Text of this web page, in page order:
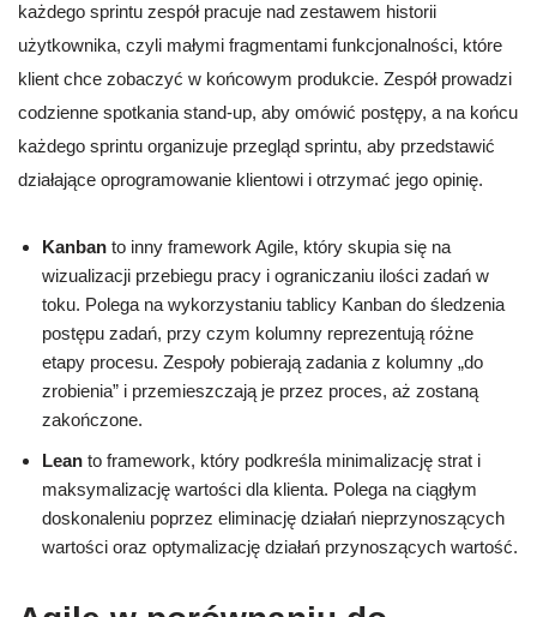
każdego sprintu zespół pracuje nad zestawem historii
użytkownika, czyli małymi fragmentami funkcjonalności, które
klient chce zobaczyć w końcowym produkcie. Zespół prowadzi
codzienne spotkania stand-up, aby omówić postępy, a na końcu
każdego sprintu organizuje przegląd sprintu, aby przedstawić
działające oprogramowanie klientowi i otrzymać jego opinię.
Kanban to inny framework Agile, który skupia się na
wizualizacji przebiegu pracy i ograniczaniu ilości zadań w
toku. Polega na wykorzystaniu tablicy Kanban do śledzenia
postępu zadań, przy czym kolumny reprezentują różne
etapy procesu. Zespoły pobierają zadania z kolumny „do
zrobienia” i przemieszczają je przez proces, aż zostaną
zakończone.
Lean to framework, który podkreśla minimalizację strat i
maksymalizację wartości dla klienta. Polega na ciągłym
doskonaleniu poprzez eliminację działań nieprzynoszących
wartości oraz optymalizację działań przynoszących wartość.